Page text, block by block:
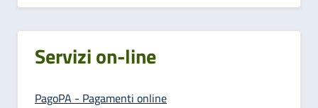
Servizi on-line
PagoPA - Pagamenti online